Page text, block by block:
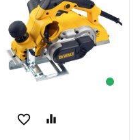
favorite_border equalizer